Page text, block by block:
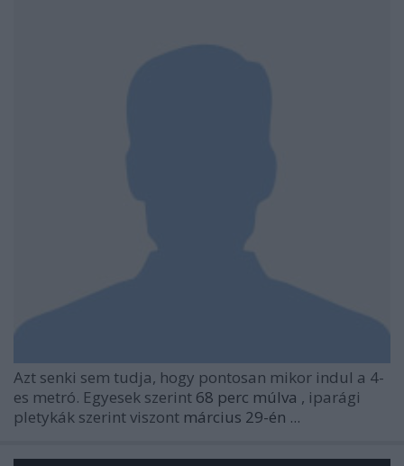
Azt senki sem tudja, hogy pontosan mikor indul a 4-
es metró. Egyesek szerint 68 perc múlva , iparági
pletykák szerint viszont március 29-én ...